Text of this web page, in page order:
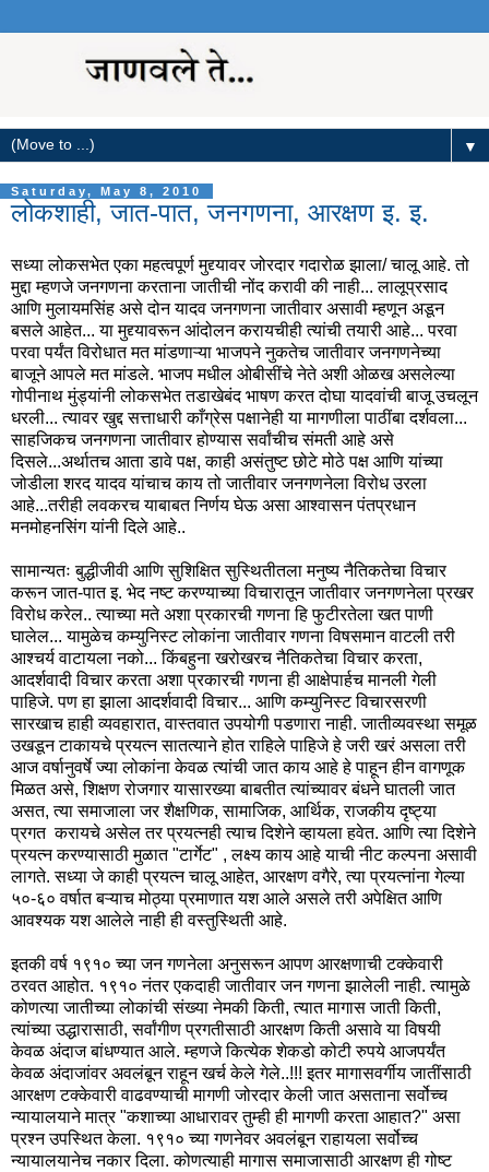
▼
Saturday, May 8, 2010
लोकशाही, जात-पात, जनगणना, आरक्षण इ. इ.
सध्या लोकसभेत एका महत्वपूर्ण मुद्द्यावर जोरदार गदारोळ झाला/ चालू आहे. तो
मुद्दा म्हणजे जनगणना करताना जातीची नोंद करावी की नाही... लालूप्रसाद
आणि मुलायमसिंह असे दोन यादव जनगणना जातीवार असावी म्हणून अडून
बसले आहेत... या मुद्द्यावरून आंदोलन करायचीही त्यांची तयारी आहे... परवा
परवा पर्यंत विरोधात मत मांडणाऱ्या भाजपने नुकतेच जातीवार जनगणनेच्या
बाजूने आपले मत मांडले. भाजप मधील ओबीसींचे नेते अशी ओळख असलेल्या
गोपीनाथ मुंड्यांनी लोकसभेत तडाखेबंद भाषण करत दोघा यादवांची बाजू उचलून
धरली... त्यावर खुद्द सत्ताधारी काँग्रेस पक्षानेही या मागणीला पाठींबा दर्शवला...
साहजिकच जनगणना जातीवार होण्यास सर्वांचीच संमती आहे असे
दिसले...अर्थातच आता डावे पक्ष, काही असंतुष्ट छोटे मोठे पक्ष आणि यांच्या
जोडीला शरद यादव यांचाच काय तो जातीवार जनगणनेला विरोध उरला
आहे...तरीही लवकरच याबाबत निर्णय घेऊ असा आश्वासन पंतप्रधान
मनमोहनसिंग यांनी दिले आहे..
सामान्यतः बुद्धीजीवी आणि सुशिक्षित सुस्थितीतला मनुष्य नैतिकतेचा विचार
करून जात-पात इ. भेद नष्ट करण्याच्या विचारातून जातीवार जनगणनेला प्रखर
विरोध करेल.. त्याच्या मते अशा प्रकारची गणना हि फुटीरतेला खत पाणी
घालेल... यामुळेच कम्युनिस्ट लोकांना जातीवार गणना विषसमान वाटली तरी
आश्चर्य वाटायला नको... किंबहुना खरोखरच नैतिकतेचा विचार करता,
आदर्शवादी विचार करता अशा प्रकारची गणना ही आक्षेपार्हच मानली गेली
पाहिजे. पण हा झाला आदर्शवादी विचार... आणि कम्युनिस्ट विचारसरणी
सारखाच हाही व्यवहारात, वास्तवात उपयोगी पडणारा नाही. जातीव्यवस्था समूळ
उखडून टाकायचे प्रयत्न सातत्याने होत राहिले पाहिजे हे जरी खरं असला तरी
आज वर्षानुवर्षे ज्या लोकांना केवळ त्यांची जात काय आहे हे पाहून हीन वागणूक
मिळत असे, शिक्षण रोजगार यासारख्या बाबतीत त्यांच्यावर बंधने घातली जात
असत, त्या समाजाला जर शैक्षणिक, सामाजिक, आर्थिक, राजकीय दृष्ट्या
प्रगत करायचे असेल तर प्रयत्नही त्याच दिशेने व्हायला हवेत. आणि त्या दिशेने
प्रयत्न करण्यासाठी मुळात "टार्गेट" , लक्ष्य काय आहे याची नीट कल्पना असावी
लागते. सध्या जे काही प्रयत्न चालू आहेत, आरक्षण वगैरे, त्या प्रयत्नांना गेल्या
५०-६० वर्षात बऱ्याच मोठ्या प्रमाणात यश आले असले तरी अपेक्षित आणि
आवश्यक यश आलेले नाही ही वस्तुस्थिती आहे.
इतकी वर्ष १९१० च्या जन गणनेला अनुसरून आपण आरक्षणाची टक्केवारी
ठरवत आहोत. १९१० नंतर एकदाही जातीवार जन गणना झालेली नाही. त्यामुळे
कोणत्या जातीच्या लोकांची संख्या नेमकी किती, त्यात मागास जाती किती,
त्यांच्या उद्धारासाठी, सर्वांगीण प्रगतीसाठी आरक्षण किती असावे या विषयी
केवळ अंदाज बांधण्यात आले. म्हणजे कित्येक शेकडो कोटी रुपये आजपर्यंत
केवळ अंदाजांवर अवलंबून राहून खर्च केले गेले..!!! इतर मागासवर्गीय जातींसाठी
आरक्षण टक्केवारी वाढवण्याची मागणी जोरदार केली जात असताना सर्वोच्च
न्यायालयाने मात्र "कशाच्या आधारावर तुम्ही ही मागणी करता आहात?" असा
प्रश्न उपस्थित केला. १९१० च्या गणनेवर अवलंबून राहायला सर्वोच्च
न्यायालयानेच नकार दिला. कोणत्याही मागास समाजासाठी आरक्षण ही गोष्ट